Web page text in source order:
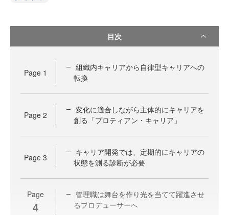
目次
Page 1
組織内キャリアから自律型キャリアへの
転換
Page 2
変化に適合しながら主体的にキャリアを
創る「プロティアン・キャリア」
Page 3
キャリア開発では、定期的にキャリアの
状態を測る診断が必要
Page
4
管理職は舞台を作り光を当てて躍進させ
るプロデューサーへ